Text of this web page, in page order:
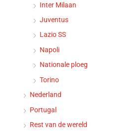
Inter Milaan
Juventus
Lazio SS
Napoli
Nationale ploeg
Torino
Nederland
Portugal
Rest van de wereld